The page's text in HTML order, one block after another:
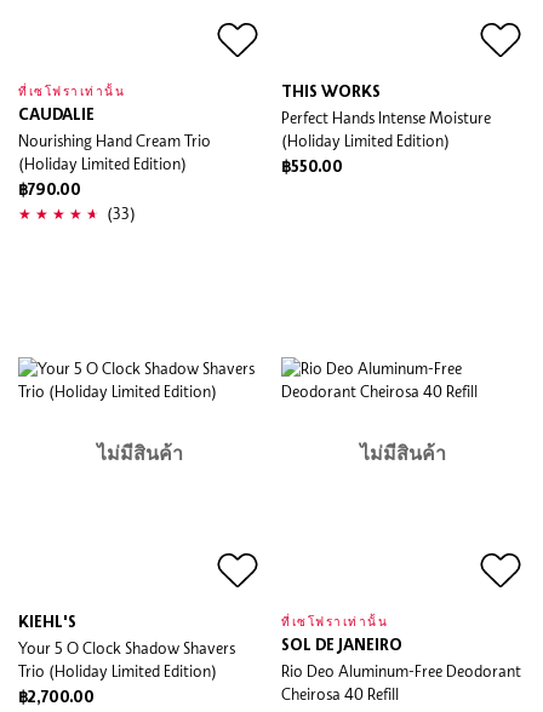
ที่เซโฟราเท่านั้น
CAUDALIE
Nourishing Hand Cream Trio
(Holiday Limited Edition)
฿790.00
(33)
THIS WORKS
Perfect Hands Intense Moisture
(Holiday Limited Edition)
฿550.00
ไม่มีสินค้า
KIEHL'S
Your 5 O Clock Shadow Shavers
Trio (Holiday Limited Edition)
฿2,700.00
ไม่มีสินค้า
ที่เซโฟราเท่านั้น
SOL DE JANEIRO
Rio Deo Aluminum-Free Deodorant
Cheirosa 40 Refill